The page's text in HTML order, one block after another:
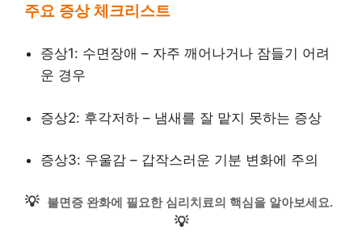
주요 증상 체크리스트
증상1: 수면장애 – 자주 깨어나거나 잠들기 어려
운 경우
증상2: 후각저하 – 냄새를 잘 맡지 못하는 증상
증상3: 우울감 – 갑작스러운 기분 변화에 주의
💡 불면증 완화에 필요한 심리치료의 핵심을 알아보세요.
💡